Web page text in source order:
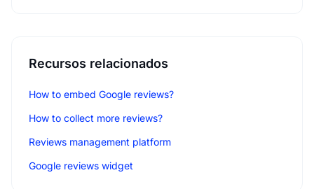
Recursos relacionados
How to embed Google reviews?
How to collect more reviews?
Reviews management platform
Google reviews widget